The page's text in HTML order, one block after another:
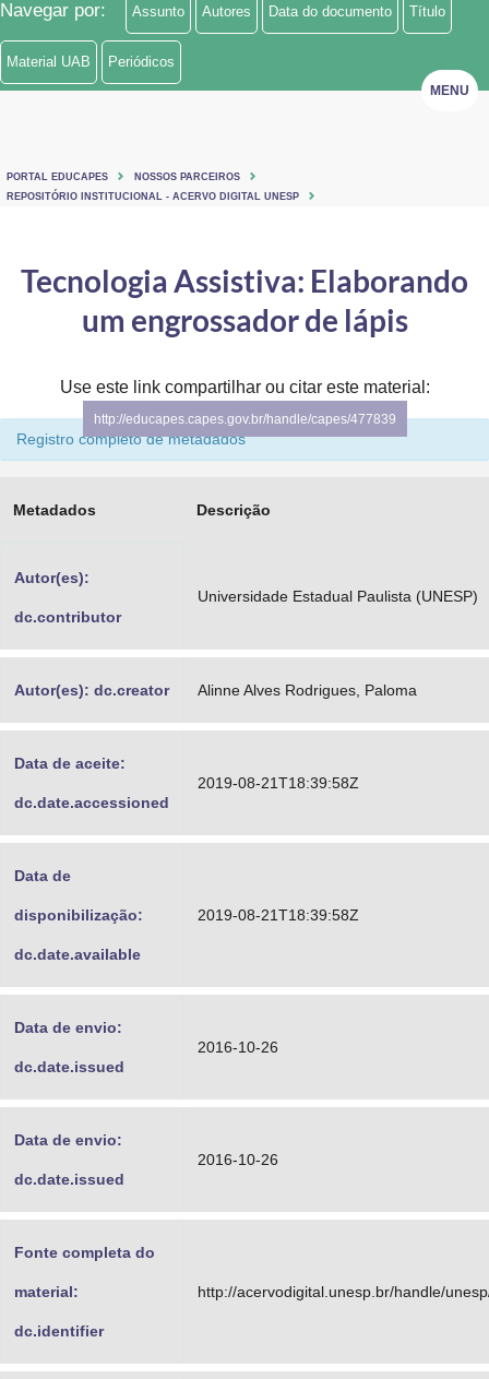
Ministério de Minas e Energia
Ministério da Ciência, Tecnologia, Inovações e Comunicações
Ministério do Turismo
Controladoria-Geral da União
Ministério da Mulher, da Família e dos Direitos Humanos
Secretaria de Governo
Gabinete de Segurança Institucional
Advocacia-Geral da União
MENU
Navegar por: Assunto Autores Data do documento Título
Material UAB Periódicos
PORTAL EDUCAPES
NOSSOS PARCEIROS
REPOSITÓRIO INSTITUCIONAL - ACERVO DIGITAL UNESP
Tecnologia Assistiva: Elaborando
um engrossador de lápis
Use este link compartilhar ou citar este material:
http://educapes.capes.gov.br/handle/capes/477839
Registro completo de metadados
Metadados Descrição
Autor(es):
dc.contributor
Universidade Estadual Paulista (UNESP)
Autor(es): dc.creator Alinne Alves Rodrigues, Paloma
Data de aceite:
dc.date.accessioned
2019-08-21T18:39:58Z
Data de
disponibilização:
dc.date.available
2019-08-21T18:39:58Z
Data de envio:
dc.date.issued
2016-10-26
Data de envio:
dc.date.issued
2016-10-26
Fonte completa do
material:
dc.identifier
http://acervodigital.unesp.br/handle/